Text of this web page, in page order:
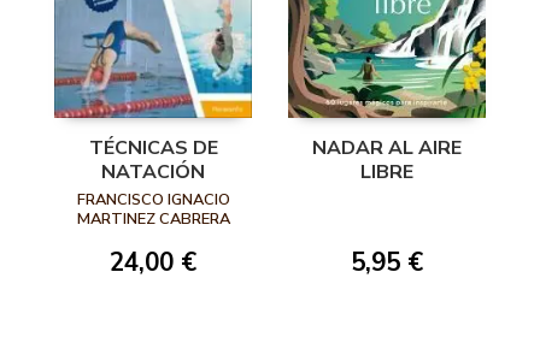
TÉCNICAS DE
NATACIÓN
FRANCISCO IGNACIO
MARTINEZ CABRERA
24,00 €
NADAR AL AIRE
LIBRE
5,95 €